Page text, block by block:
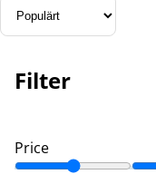
Filter
Price